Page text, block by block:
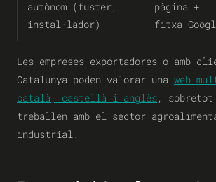
autònom (fuster,
instal·lador)
pàgina +
fitxa
Les empreses exportadores o amb
Catalunya poden valorar una web
català, castellà i anglès,
treballen amb el sector
industrial.